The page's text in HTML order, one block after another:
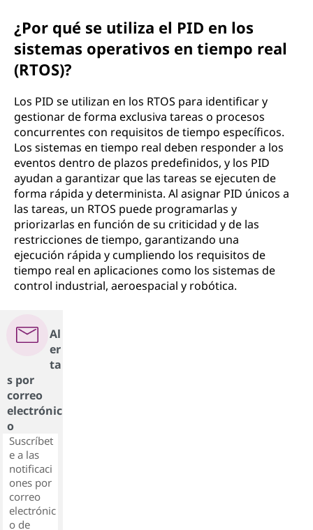
¿Por qué se utiliza el PID en los
sistemas operativos en tiempo real
(RTOS)?
Los PID se utilizan en los RTOS para identificar y
gestionar de forma exclusiva tareas o procesos
concurrentes con requisitos de tiempo específicos.
Los sistemas en tiempo real deben responder a los
eventos dentro de plazos predefinidos, y los PID
ayudan a garantizar que las tareas se ejecuten de
forma rápida y determinista. Al asignar PID únicos a
las tareas, un RTOS puede programarlas y
priorizarlas en función de su criticidad y de las
restricciones de tiempo, garantizando una
ejecución rápida y cumpliendo los requisitos de
tiempo real en aplicaciones como los sistemas de
control industrial, aeroespacial y robótica.
Al
er
ta
s por
correo
electrónic
o
Suscríbet
e a las
notificaci
ones por
correo
electrónic
o de